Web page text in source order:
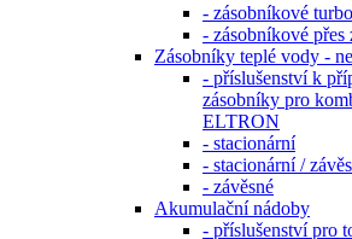
- zásobníkové turbo
- zásobníkové přes
Zásobníky teplé vody -
- příslušenství k
zásobníky pro
ELTRON
- stacionární
- stacionární /
- závěsné
Akumulační nádoby
- příslušenství pro